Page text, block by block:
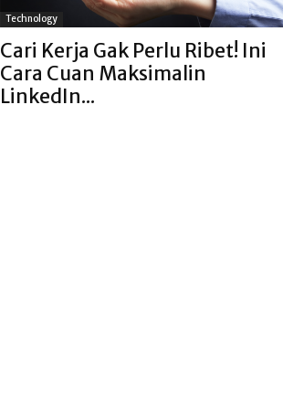
Technology
Cari Kerja Gak Perlu Ribet! Ini
Cara Cuan Maksimalin
LinkedIn...